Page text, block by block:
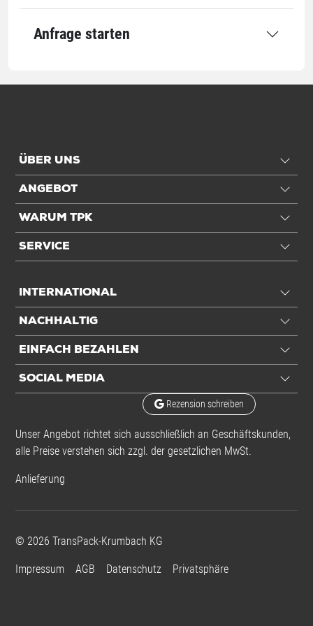
Anwendung
Einheiten
Einheiten
Anfrage starten
ÜBER UNS
ANGEBOT
WARUM TPK
SERVICE
INTERNATIONAL
NACHHALTIG
EINFACH BEZAHLEN
SOCIAL MEDIA
Rezension schreiben
Unser Angebot richtet sich ausschließlich an Geschäftskunden,
alle Preise verstehen sich zzgl. der gesetzlichen MwSt.
Anlieferung
© 2026 TransPack-Krumbach KG
Impressum AGB Datenschutz Privatsphäre